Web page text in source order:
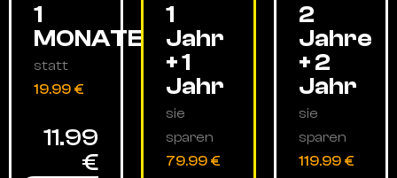
1
MONATE
statt
19.99 €
11.99
€
1
Jahr
+ 1
Jahr
sie
sparen
79.99 €
2
Jahre
+ 2
Jahr
sie
sparen
119.99 €